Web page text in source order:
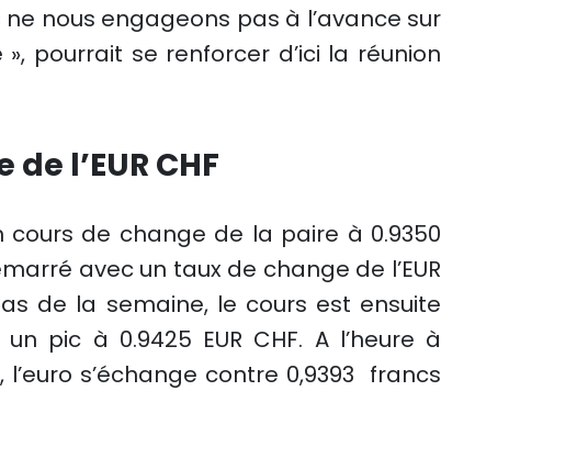
ne nous engageons pas à l’avance sur
pourrait se renforcer d’ici la réunion
l’EUR CHF
de change de la paire à 0.9350
avec un taux de change de l’EUR
de la semaine, le cours est ensuite
pic à 0.9425 EUR CHF. A l’heure à
s’échange contre 0,9393 francs